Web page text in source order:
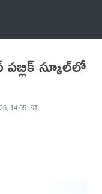
స్కూల్‌లో
14:05 IST